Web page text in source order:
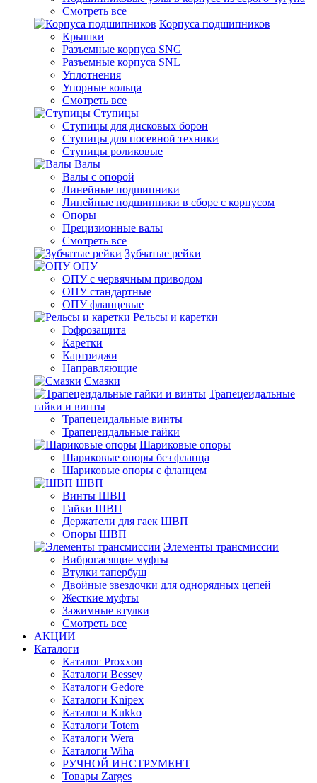
Смотреть все
Корпуса подшипников
Крышки
Разъемные корпуса SNG
Разъемные корпуса SNL
Уплотнения
Упорные кольца
Смотреть все
Ступицы
Ступицы для дисковых борон
Ступицы для посевной техники
Ступицы роликовые
Валы
Валы с опорой
Линейные подшипники
Линейные подшипники в сборе с корпусом
Опоры
Прецизионные валы
Смотреть все
Зубчатые рейки
ОПУ
ОПУ с червячным приводом
ОПУ стандартные
ОПУ фланцевые
Рельсы и каретки
Гофрозащита
Каретки
Картриджи
Направляющие
Смазки
Трапецеидальные
гайки и винты
Трапецеидальные винты
Трапецеидальные гайки
Шариковые опоры
Шариковые опоры без фланца
Шариковые опоры с фланцем
ШВП
Винты ШВП
Гайки ШВП
Держатели для гаек ШВП
Опоры ШВП
Элементы трансмиссии
Виброгасящие муфты
Втулки тапербуш
Двойные звездочки для однорядных цепей
Жесткие муфты
Зажимные втулки
Смотреть все
АКЦИИ
Каталоги
Каталог Proxxon
Каталоги Bessey
Каталоги Gedore
Каталоги Knipex
Каталоги Kukko
Каталоги Totem
Каталоги Wera
Каталоги Wiha
РУЧНОЙ ИНСТРУМЕНТ
Товары Zarges